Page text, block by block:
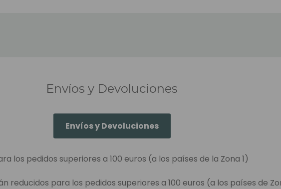
Envíos y Devoluciones
Envíos y Devoluciones
los pedidos superiores a 100 euros (a los países de la Zona 1)
reducidos para los pedidos superiores a 100 euros (a los países de